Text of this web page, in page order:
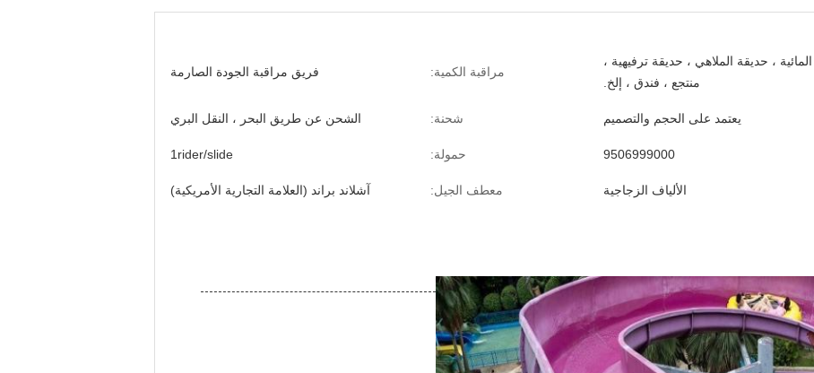
، حديقة الملاهي ، حديقة ترفيهية ،
منتجع ، فندق ، إلخ.
مراقبة الكمية: فريق مراقبة الجودة الصارمة
يعتمد على الحجم والتصميم شحنة: الشحن عن طريق البحر ، النقل البري
9506999000 حمولة: 1rider/slide
الألياف الزجاجية معطف الجيل: آشلاند براند (العلامة التجارية الأمريكية)